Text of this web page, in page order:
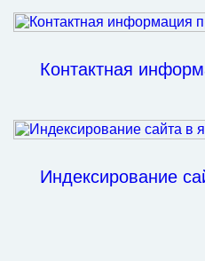
Контактная
Индексирование